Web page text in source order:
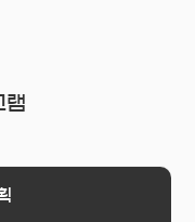
램